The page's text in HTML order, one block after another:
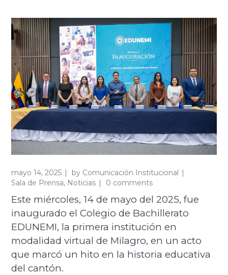
mayo 14, 2025 by Comunicación Institucional
Sala de Prensa, Noticias 0 comments
Este miércoles, 14 de mayo del 2025, fue
inaugurado el Colegio de Bachillerato
EDUNEMI, la primera institución en
modalidad virtual de Milagro, en un acto
que marcó un hito en la historia educativa
del cantón.